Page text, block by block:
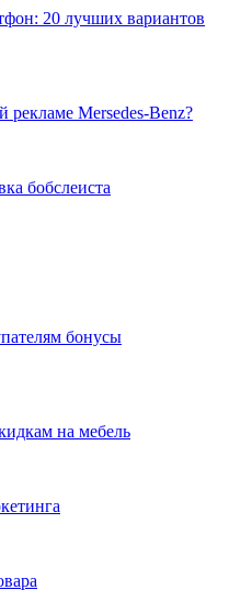
20 лучших вариантов
рекламе Mersedes-Benz?
бобслеиста
бонусы
на мебель